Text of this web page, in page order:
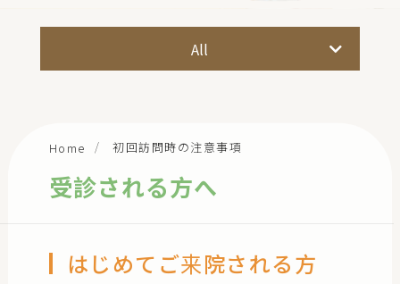
サービス紹介
オンライン診療
お問い合わせ
All
受診される方へ
Home 初回訪問時の注意事項
受診される方へ
はじめてご来院される方